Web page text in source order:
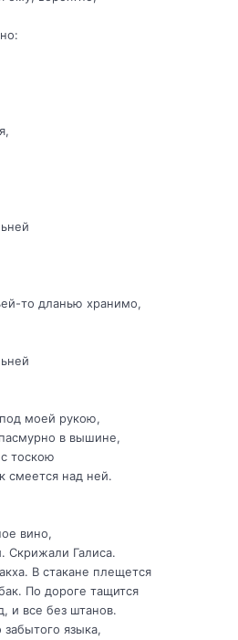
то дланью хранимо,
моей рукою,
в вышине,
тоскою
смеется над ней.
вино,
Скрижали Галиса.
В стакане плещется
По дороге тащится
и все без штанов.
языка,